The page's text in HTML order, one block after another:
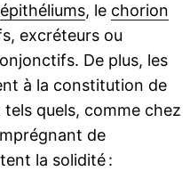
épithéliums, le chorion
excréteurs ou
De plus, les
à la constitution de
quels, comme chez
de
la solidité :